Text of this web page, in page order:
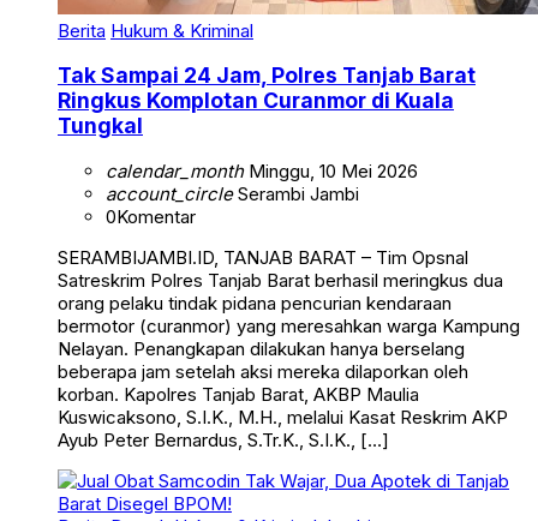
Berita Hukum & Kriminal
Tak Sampai 24 Jam, Polres Tanjab Barat
Ringkus Komplotan Curanmor di Kuala
Tungkal
calendar_monthMinggu, 10 Mei 2026
account_circleSerambi Jambi
0Komentar
SERAMBIJAMBI.ID, TANJAB BARAT – Tim Opsnal
Satreskrim Polres Tanjab Barat berhasil meringkus dua
orang pelaku tindak pidana pencurian kendaraan
bermotor (curanmor) yang meresahkan warga Kampung
Nelayan. Penangkapan dilakukan hanya berselang
beberapa jam setelah aksi mereka dilaporkan oleh
korban. Kapolres Tanjab Barat, AKBP Maulia
Kuswicaksono, S.I.K., M.H., melalui Kasat Reskrim AKP
Ayub Peter Bernardus, S.Tr.K., S.I.K., […]